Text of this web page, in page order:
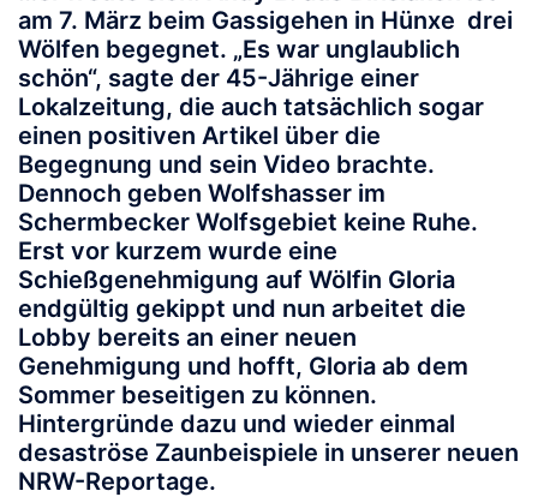
am 7. März beim Gassigehen in Hünxe drei
Wölfen begegnet. „Es war unglaublich
schön“, sagte der 45-Jährige einer
Lokalzeitung, die auch tatsächlich sogar
einen positiven Artikel über die
Begegnung und sein Video brachte.
Dennoch geben Wolfshasser im
Schermbecker Wolfsgebiet keine Ruhe.
Erst vor kurzem wurde eine
Schießgenehmigung auf Wölfin Gloria
endgültig gekippt und nun arbeitet die
Lobby bereits an einer neuen
Genehmigung und hofft, Gloria ab dem
Sommer beseitigen zu können.
Hintergründe dazu und wieder einmal
desaströse Zaunbeispiele in unserer neuen
NRW-Reportage.